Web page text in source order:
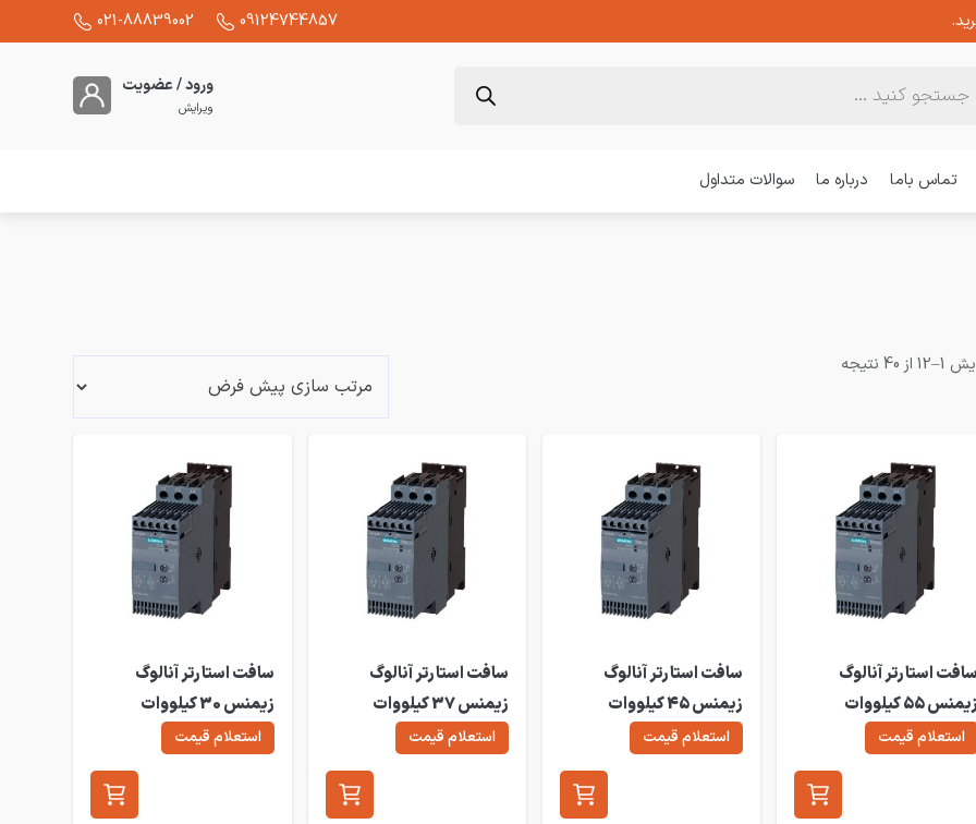
09124744857
021-88839002
ورود / عضویت
ویرایش
تماس باما درباره ما سوالات متداول
40 نتیجه
استارتر آنالوگ
زیمنس 55 کیلووات
استعلام قیمت
سافت استارتر آنالوگ
زیمنس 45 کیلووات
3RW30
استعلام قیمت
سافت استارتر آنالوگ
زیمنس 37 کیلووات
3RW30
استعلام قیمت
سافت استارتر آنالوگ
زیمنس 30 کیلووات
3RW30
استعلام قیمت